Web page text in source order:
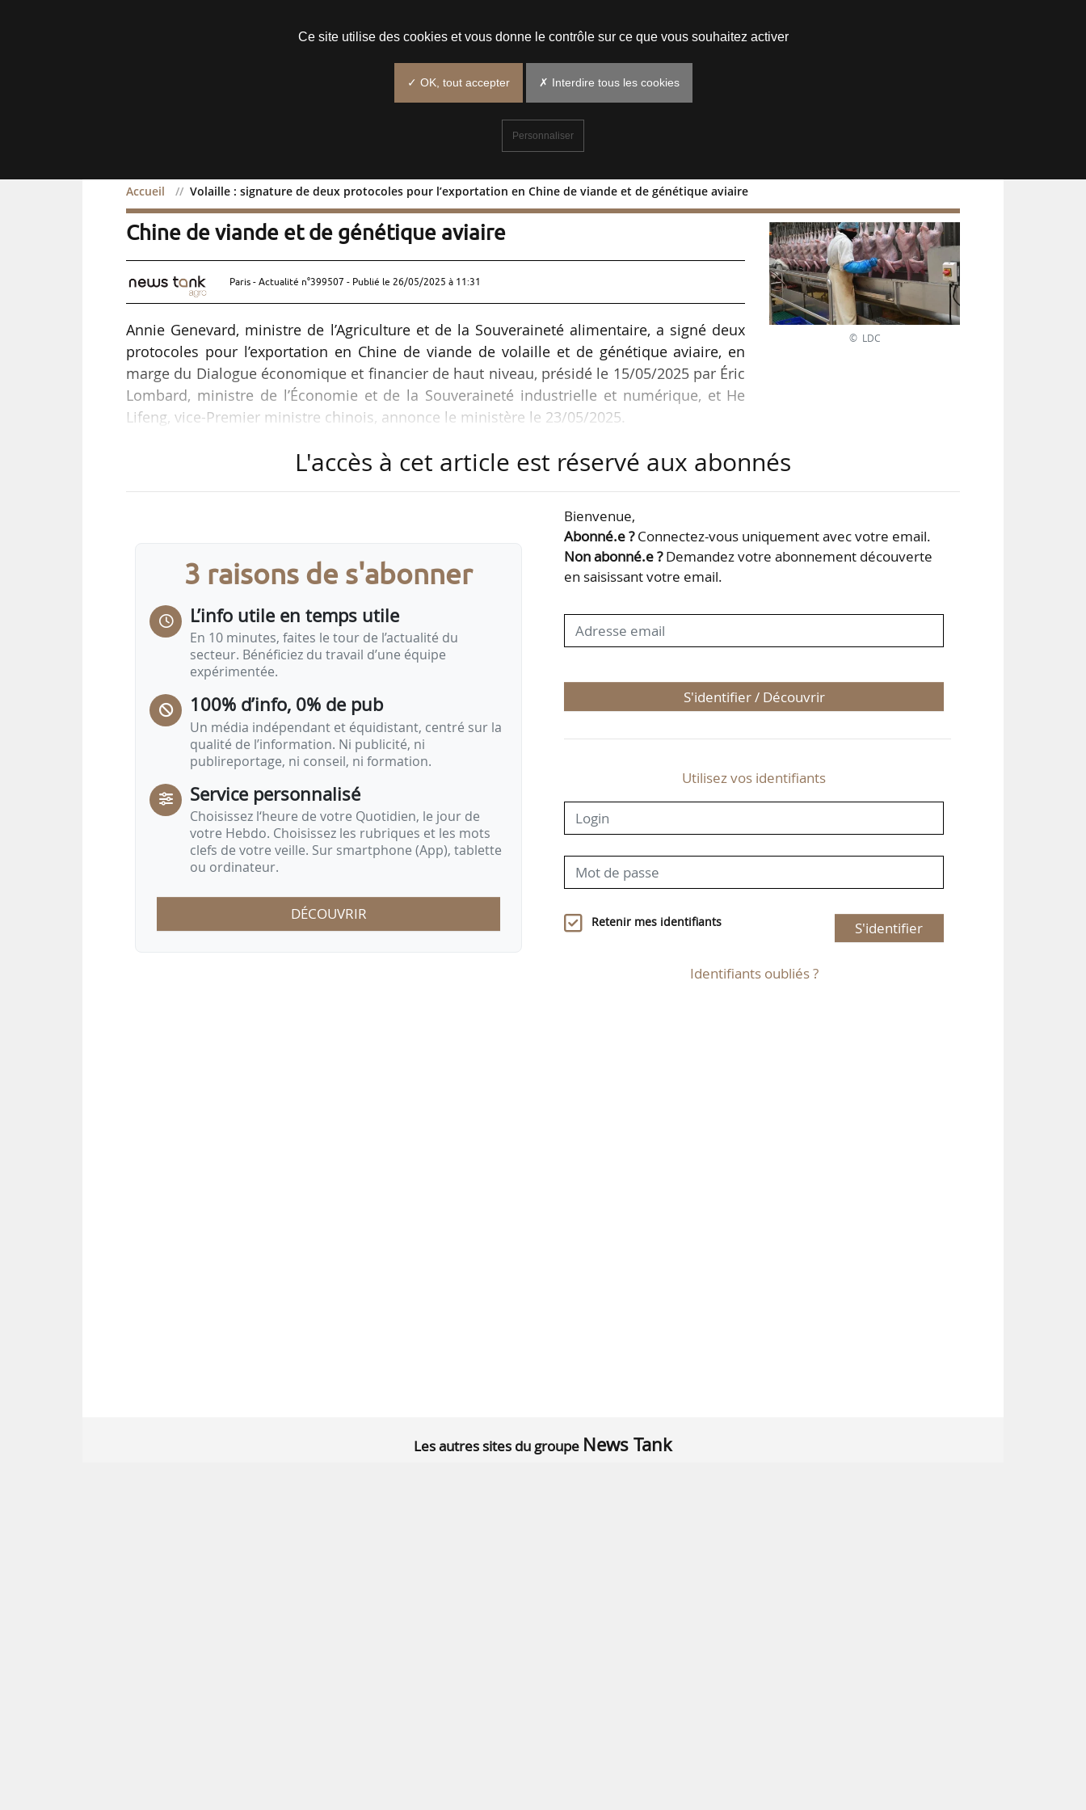
Accueil Volaille : signature de deux protocoles pour l’exportation en Chine de viande et de génétique aviaire
Volaille : signature de deux protocoles pour l’exportation en
Chine de viande et de génétique aviaire
Paris - Actualité n°399507 - Publié le 26/05/2025 à 11:31
Annie Genevard, ministre de l’Agriculture et de la Souveraineté alimentaire, a signé deux
protocoles pour l’exportation en Chine de viande de volaille et de génétique aviaire, en
marge du Dialogue économique et financier de haut niveau, présidé le 15/05/2025 par Éric
Lombard, ministre de l’Économie et de la Souveraineté industrielle et numérique, et He
Lifeng, vice-Premier ministre chinois, annonce le ministère le 23/05/2025.
« Ces protocoles viennent en application de l’accord de zonage en cas d’influenza aviaire
En outre, la Chine a levé de manière concomitante l’embargo qui portait sur les
départements ayant connu récemment des foyers d’IAHP. Les exportations de viande…
© LDC
L'accès à cet article est réservé aux abonnés
3 raisons de s'abonner
L’info utile en temps utile
En 10 minutes, faites le tour de l’actualité du
secteur. Bénéficiez du travail d’une équipe
expérimentée.
100% d’info, 0% de pub
Un média indépendant et équidistant, centré sur la
qualité de l’information. Ni publicité, ni
publireportage, ni conseil, ni formation.
Service personnalisé
Choisissez l‘heure de votre Quotidien, le jour de
votre Hebdo. Choisissez les rubriques et les mots
clefs de votre veille. Sur smartphone (App), tablette
ou ordinateur.
DÉCOUVRIR
Bienvenue,
Abonné.e ?Connectez-vous uniquement avec votre email.
Non abonné.e ?Demandez votre abonnement découverte
en saisissant votre email.
S'identifier / Découvrir
Utilisez vos identifiants
Retenir mes identifiants S'identifier
Identifiants oubliés ?
Les autres sites du groupe News Tank
Ce site utilise des cookies et vous donne le contrôle sur ce que vous souhaitez activer
✓ OK, tout accepter ✗ Interdire tous les cookies
Personnaliser